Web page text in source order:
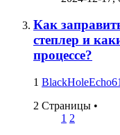
Как
степлер и
процессе?
1
2 Страницы •
1 2